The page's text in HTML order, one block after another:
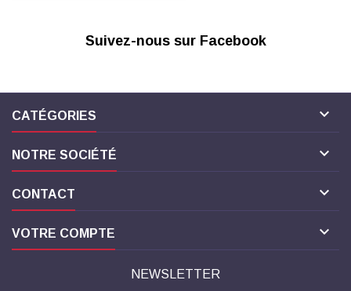
Suivez-nous sur Facebook
CATÉGORIES 
NOTRE SOCIÉTÉ 
CONTACT 
VOTRE COMPTE 
NEWSLETTER